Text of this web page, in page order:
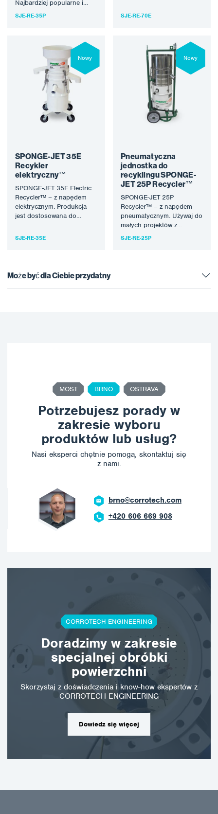
Najbardziej popularne i
wszechstronne urządzenie
typowego…
SJE-RE-35P
wymagane jest…
SJE-RE-70E
Nowy
SPONGE-JET 35E
Recykler
elektryczny™
SPONGE-JET 35E Electric
Recycler™ – z napędem
elektrycznym. Produkcja
jest dostosowana do
Sponge Media przez jeden
SJE-RE-35E
Nowy
Pneumatyczna
jednostka do
recyklingu SPONGE-
JET 25P Recycler™
SPONGE-JET 25P
Recycler™ – z napędem
pneumatycznym. Używaj do
małych projektów z
podajnikiem RASP
SJE-RE-25P
Może być dla Ciebie przydatny
MOST BRNO OSTRAVA
Potrzebujesz porady w
zakresie wyboru
produktów lub usług?
Nasi eksperci chętnie pomogą, skontaktuj się
z nami.
brno@corrotech.com
+420 606 669 908
CORROTECH ENGINEERING
Doradzimy w zakresie
specjalnej obróbki
powierzchni
Skorzystaj z doświadczenia i know-how ekspertów z
CORROTECH ENGINEERING
Dowiedz się więcej